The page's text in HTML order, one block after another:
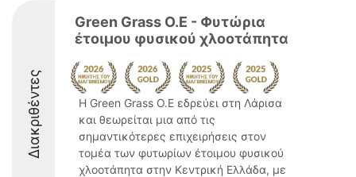
Διακριθέντες
Green Grass Ο.Ε - Φυτώρια
έτοιμου φυσικού χλοοτάπητα
Η Green Grass Ο.Ε εδρεύει στη Λάρισα
και θεωρείται μια από τις
σημαντικότερες επιχειρήσεις στον
τομέα των φυτωρίων έτοιμου φυσικού
χλοοτάπητα στην Κεντρική Ελλάδα, με